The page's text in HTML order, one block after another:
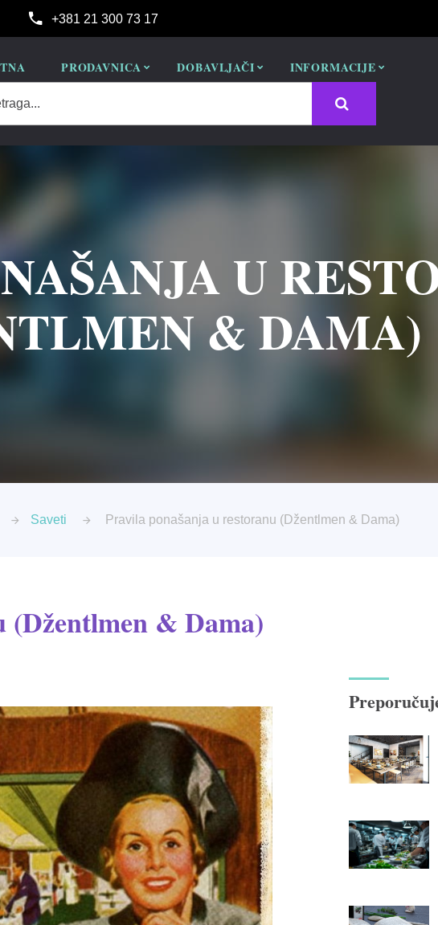
+381 21 300 73 17
PRODAVNICA DOBAVLJAČI INFORMACIJE
U
& DAMA)
Saveti Pravila ponašanja u restoranu (Džentlmen & Dama)
(Džentlmen & Dama)